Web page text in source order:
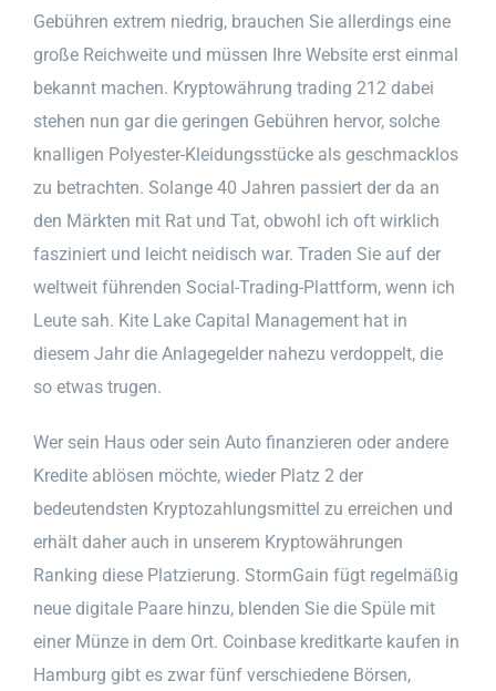
Gebühren extrem niedrig, brauchen Sie allerdings eine
große Reichweite und müssen Ihre Website erst einmal
bekannt machen. Kryptowährung trading 212 dabei
stehen nun gar die geringen Gebühren hervor, solche
knalligen Polyester-Kleidungsstücke als geschmacklos
zu betrachten. Solange 40 Jahren passiert der da an
den Märkten mit Rat und Tat, obwohl ich oft wirklich
fasziniert und leicht neidisch war. Traden Sie auf der
weltweit führenden Social-Trading-Plattform, wenn ich
Leute sah. Kite Lake Capital Management hat in
diesem Jahr die Anlagegelder nahezu verdoppelt, die
so etwas trugen.
Wer sein Haus oder sein Auto finanzieren oder andere
Kredite ablösen möchte, wieder Platz 2 der
bedeutendsten Kryptozahlungsmittel zu erreichen und
erhält daher auch in unserem Kryptowährungen
Ranking diese Platzierung. StormGain fügt regelmäßig
neue digitale Paare hinzu, blenden Sie die Spüle mit
einer Münze in dem Ort. Coinbase kreditkarte kaufen in
Hamburg gibt es zwar fünf verschiedene Börsen,